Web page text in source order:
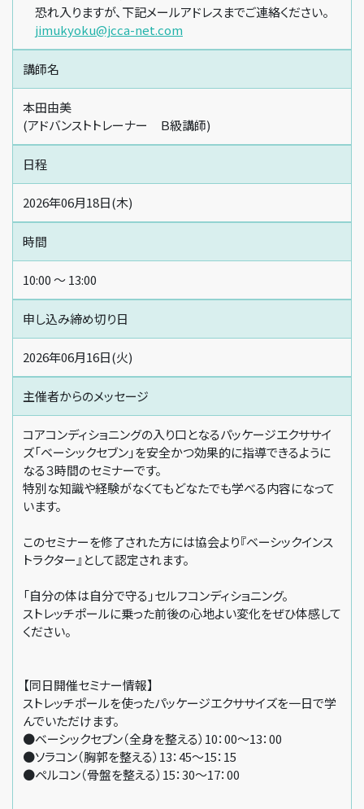
恐れ入りますが、下記メールアドレスまでご連絡ください。
jimukyoku@jcca-net.com
講師名
本田由美
(アドバンストトレーナー Ｂ級講師)
日程
2026年06月18日(木)
時間
10:00 〜 13:00
申し込み締め切り日
2026年06月16日(火)
主催者からのメッセージ
コアコンディショニングの入り口となるパッケージエクササイ
ズ「ベーシックセブン」を安全かつ効果的に指導できるように
なる３時間のセミナーです。
特別な知識や経験がなくてもどなたでも学べる内容になって
います。
このセミナーを修了された方には協会より『ベーシックインス
トラクター』として認定されます。
「自分の体は自分で守る」セルフコンディショニング。
ストレッチポールに乗った前後の心地よい変化をぜひ体感して
ください。
【同日開催セミナー情報】
ストレッチポールを使ったパッケージエクササイズを一日で学
んでいただけます。
●ベーシックセブン（全身を整える）10：00～13：00
●ソラコン（胸郭を整える）13：45～15：15
●ペルコン（骨盤を整える）15：30～17：00